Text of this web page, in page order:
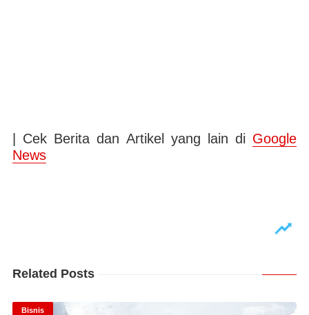
| Cek Berita dan Artikel yang lain di Google
News
Related Posts
Bisnis